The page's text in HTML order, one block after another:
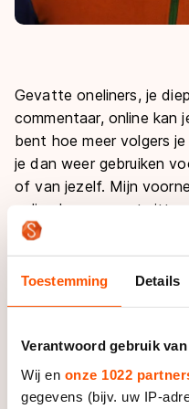
Toestemming Details
Verantwoord gebruik
Wij en onze 1022
gegevens (bijv. uw IP-
Gevatte oneliners, je
commentaar, online kan
bent hoe meer volgers
je dan weer gebruiken
of van jezelf. Mijn
online kom en ga
Als aankomend
twitteridentiteit gaan
onderzoekje ben ik
twitteraars in